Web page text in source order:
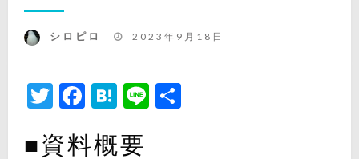
シロピロ
投
2023年9月18日
Twitter
Facebook
Hatena
Line
■資料概要